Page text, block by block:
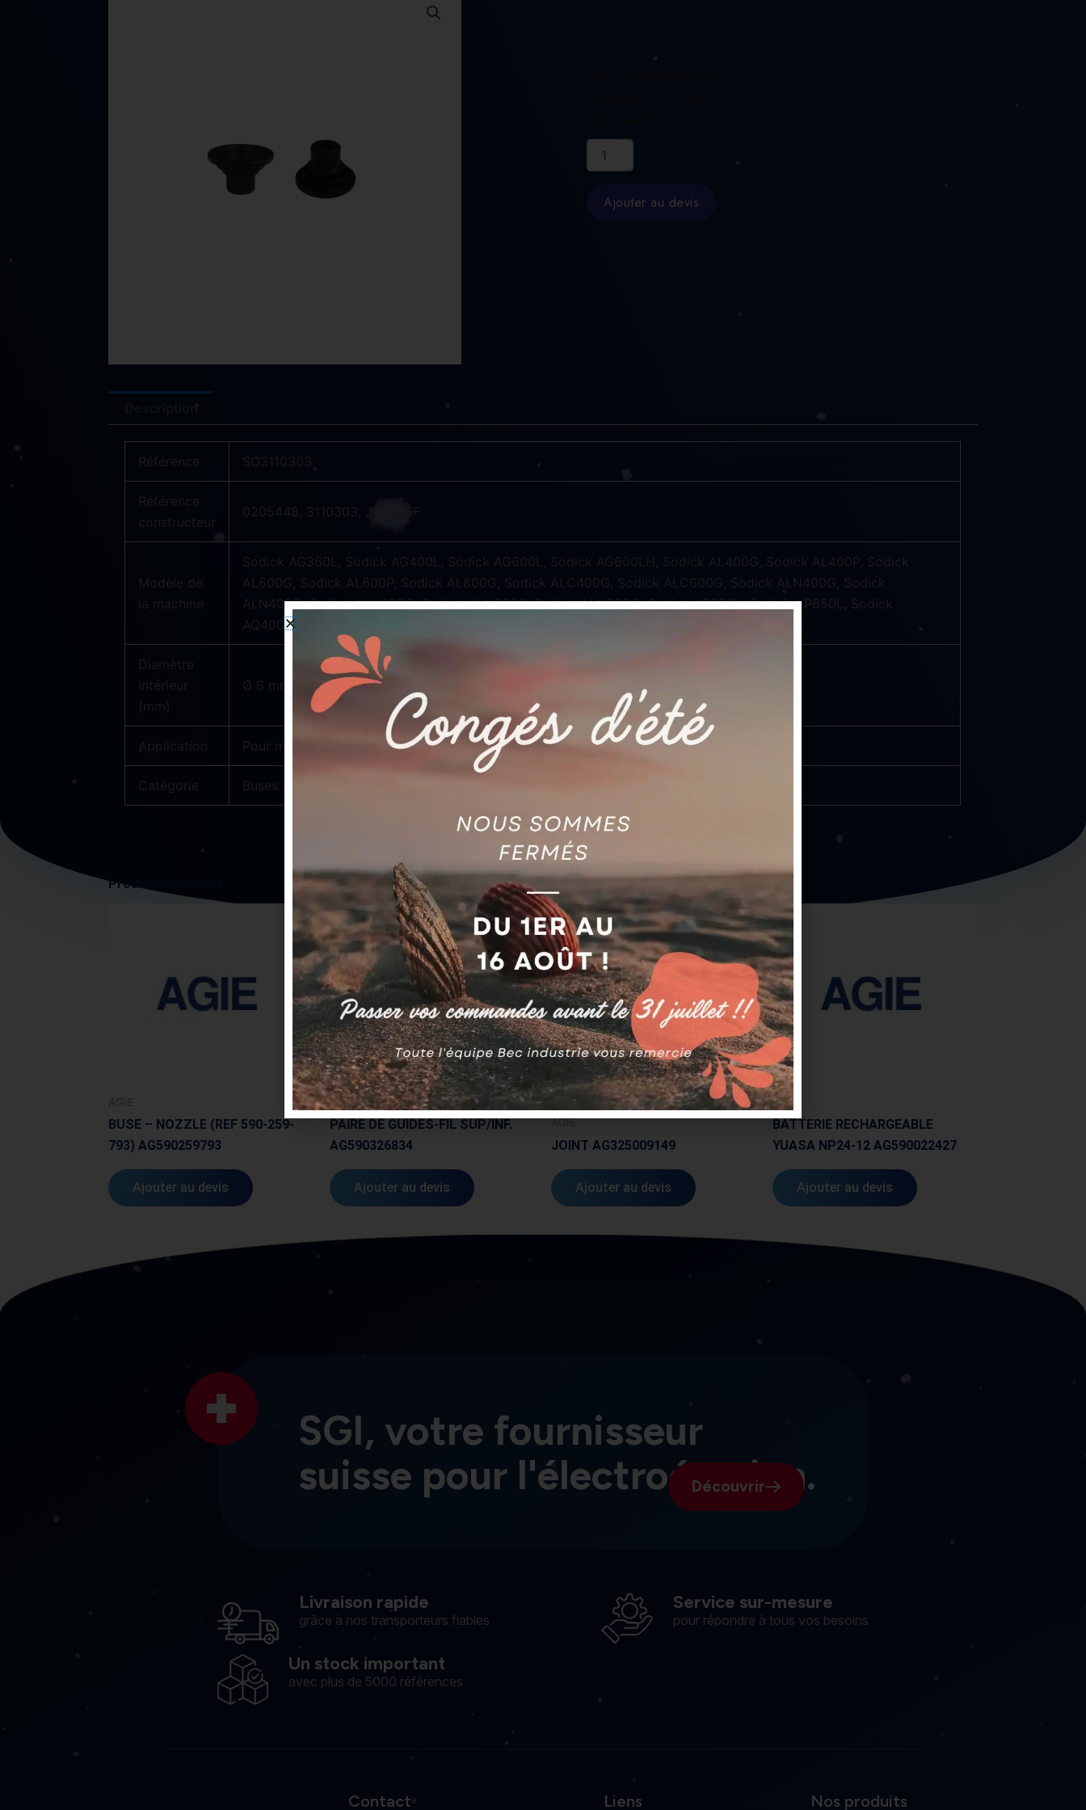
quantité
INFERIEUR
Ajouter au devis
Référence SO3110303
Référence
constructeur
0205448, 3110303, J44605F
Modèle de
la machine
Sodick AG360L, Sodick AG400L, Sodick AG600L, Sodick AG600LH, Sodick AL400G, Sodick AL400P, Sodick
AL600G, Sodick AL600P, Sodick AL800G, Sodick ALC400G, Sodick ALC600G, Sodick ALN400G, Sodick
ALN400Q, Sodick ALN600G, Sodick ALN600Q, Sodick ALN800G, Sodick AP250L, Sodick AP650L, Sodick
AQ400L, Sodick AQ600L, Sodick SL400G, Sodick SL400Q, Sodick SL600G, Sodick SL600Q
Diamètre
intérieur
(mm)
Ø 6 mm
Application Pour machine d’électroérosion à fil (EDM)
Catégorie Buses d’eau, pièces détachées Sodick
Produits similaires
AGIE
BUSE – NOZZLE (REF 590-259-
793) AG590259793
Ajouter au devis
AGIE
PAIRE DE GUIDES-FIL SUP/INF.
AG590326834
Ajouter au devis
AGIE
JOINT AG325009149
Ajouter au devis
AGIE
BATTERIE RECHARGEABLE
YUASA NP24-12 AG590022427
Ajouter au devis
SGI, votre fournisseur
suisse pour l'électroérosion.
Découvrir
Livraison rapide
grâce à nos transporteurs fiables
Service sur-mesure
pour répondre à tous vos besoins
Un stock important
avec plus de 5000 références
Contact Liens Nos produits